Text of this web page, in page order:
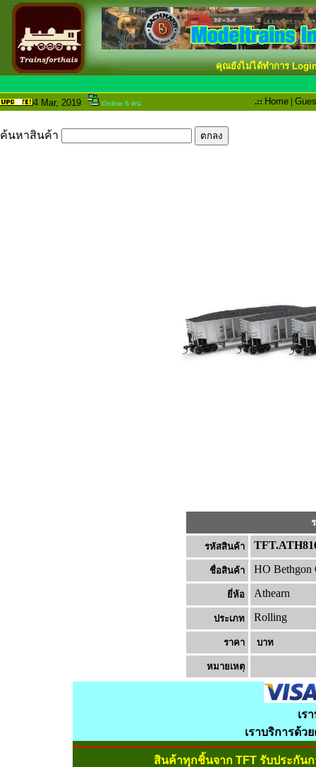
คุณยังไม่ได้ทำการ
4 Mar, 2019 Online 6 คน .:: Home |
ค้นหาสินค้า
รหัสสินค้า
ชื่อสินค้า HO Bethgon
ยี่ห้อ Athearn
ประเภท Rolling
ราคา บาท
หมายเหต
เร
เราบริการด้ว
สินค้าทุกชิ้นจาก TFT รับประกัน